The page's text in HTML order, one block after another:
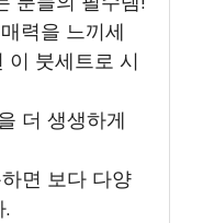
력을 느끼세
이 붓세트로 시
더 생생하게
면 보다 다양
.